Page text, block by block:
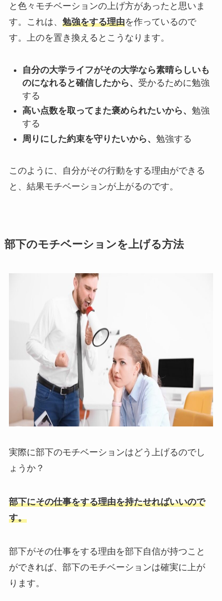
と色々モチベーションの上げ方があったと思いま
す。これは、 勉強をする理由を作っているので
す。上のを置き換えるとこうなります。
自分の大学ライフがその大学なら素晴らしいも
のになれると確信したから、 受かるために勉強
する
高い点数を取ってまた褒められたいから、 勉強
する
周りにした約束を守りたいから、 勉強する
このように、自分がその行動をする理由ができる
と、結果モチベーションが上がるのです。
部下のモチベーションを上げる方法
実際に部下のモチベーションはどう上げるのでし
ょうか？
部下にその仕事をする理由を持たせればいいので
す。
部下がその仕事をする理由を部下自信が持つこと
ができれば、部下のモチベーションは確実に上が
ります。